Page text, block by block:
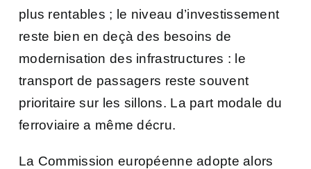
plus rentables ; le niveau d’investissement
reste bien en deçà des besoins de
modernisation des infrastructures : le
transport de passagers reste souvent
prioritaire sur les sillons. La part modale du
ferroviaire a même décru.
La Commission européenne adopte alors